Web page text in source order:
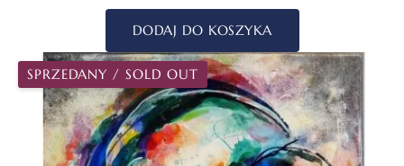
DODAJ DO KOSZYKA